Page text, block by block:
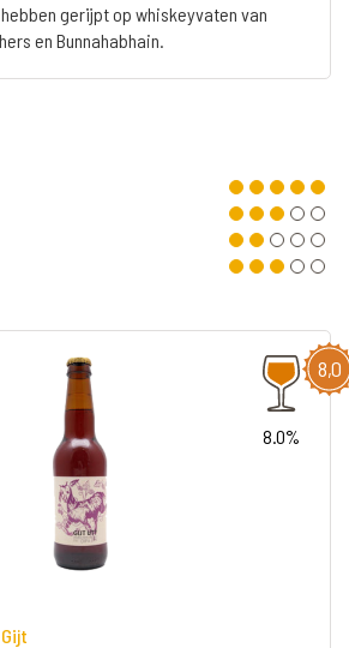
gerijpt op whiskeyvaten van
en Bunnahabhain.
8,0
8.0%